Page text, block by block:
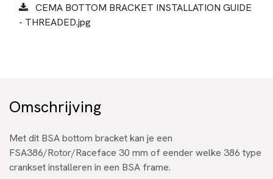
CEMA BOTTOM BRACKET INSTALLATION GUIDE
- THREADED.jpg
Omschrijving
Met dit BSA bottom bracket kan je een
FSA386/Rotor/Raceface 30 mm of eender welke 386 type
crankset installeren in een BSA frame.